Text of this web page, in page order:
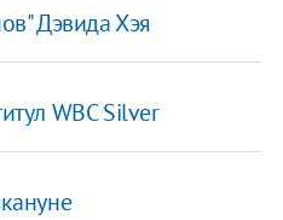
Дэвида Хэя
WBC Silver